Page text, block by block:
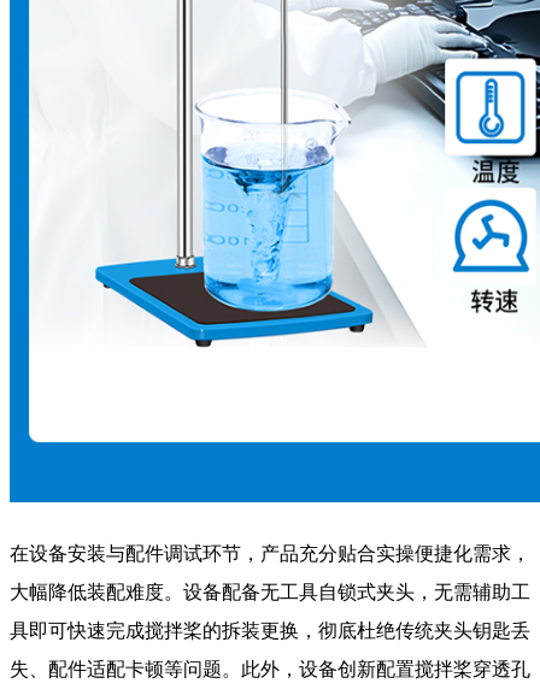
在设备安装与配件调试环节，产品充分贴合实操便捷化需求，
大幅降低装配难度。设备配备无工具自锁式夹头，无需辅助工
具即可快速完成搅拌桨的拆装更换，彻底杜绝传统夹头钥匙丢
失、配件适配卡顿等问题。此外，设备创新配置搅拌桨穿透孔